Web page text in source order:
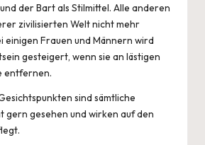
der Bart als Stilmittel. Alle anderen
zivilisierten Welt nicht mehr
einigen Frauen und Männern wird
gesteigert, wenn sie an lästigen
entfernen.
sind sämtliche
gern gesehen und wirken auf den